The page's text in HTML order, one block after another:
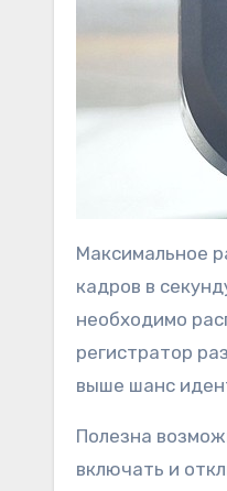
Максимальное
кадров в
необходимо
регистратор
выше шанс
Полезна
включать и